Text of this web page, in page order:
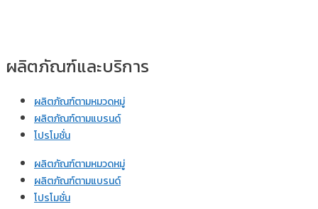
ผลิตภัณฑ์และบริการ
ผลิตภัณฑ์ตามหมวดหมู่
ผลิตภัณฑ์ตามแบรนด์
โปรโมชั่น
ผลิตภัณฑ์ตามหมวดหมู่
ผลิตภัณฑ์ตามแบรนด์
โปรโมชั่น